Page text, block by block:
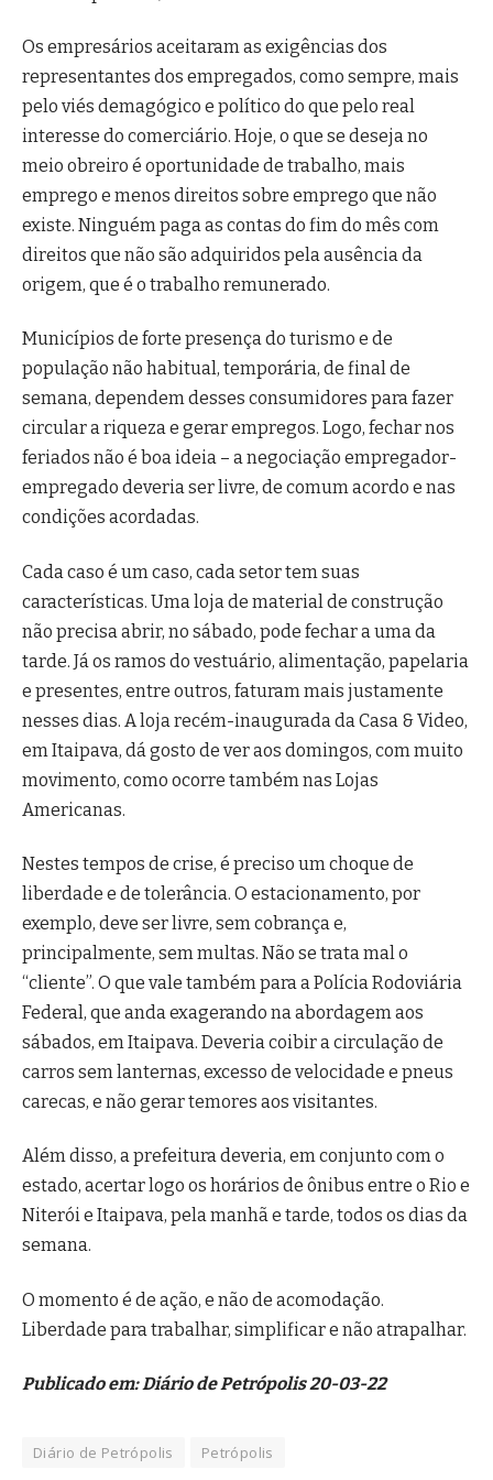
Os empresários aceitaram as exigências dos
representantes dos empregados, como sempre, mais
pelo viés demagógico e político do que pelo real
interesse do comerciário. Hoje, o que se deseja no
meio obreiro é oportunidade de trabalho, mais
emprego e menos direitos sobre emprego que não
existe. Ninguém paga as contas do fim do mês com
direitos que não são adquiridos pela ausência da
origem, que é o trabalho remunerado.
Municípios de forte presença do turismo e de
população não habitual, temporária, de final de
semana, dependem desses consumidores para fazer
circular a riqueza e gerar empregos. Logo, fechar nos
feriados não é boa ideia – a negociação empregador-
empregado deveria ser livre, de comum acordo e nas
condições acordadas.
Cada caso é um caso, cada setor tem suas
características. Uma loja de material de construção
não precisa abrir, no sábado, pode fechar a uma da
tarde. Já os ramos do vestuário, alimentação, papelaria
e presentes, entre outros, faturam mais justamente
nesses dias. A loja recém-inaugurada da Casa & Video,
em Itaipava, dá gosto de ver aos domingos, com muito
movimento, como ocorre também nas Lojas
Americanas.
Nestes tempos de crise, é preciso um choque de
liberdade e de tolerância. O estacionamento, por
exemplo, deve ser livre, sem cobrança e,
principalmente, sem multas. Não se trata mal o
“cliente”. O que vale também para a Polícia Rodoviária
Federal, que anda exagerando na abordagem aos
sábados, em Itaipava. Deveria coibir a circulação de
carros sem lanternas, excesso de velocidade e pneus
carecas, e não gerar temores aos visitantes.
Além disso, a prefeitura deveria, em conjunto com o
estado, acertar logo os horários de ônibus entre o Rio e
Niterói e Itaipava, pela manhã e tarde, todos os dias da
semana.
O momento é de ação, e não de acomodação.
Liberdade para trabalhar, simplificar e não atrapalhar.
Publicado em: Diário de Petrópolis 20-03-22
Diário de Petrópolis Petrópolis